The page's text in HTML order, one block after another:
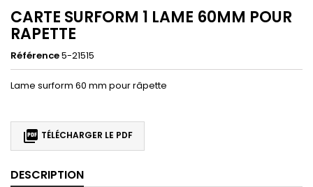
CARTE SURFORM 1 LAME 60MM POUR
RAPETTE
Référence5-21515
Lame surform 60 mm pour râpette
 TÉLÉCHARGER LE PDF
DESCRIPTION